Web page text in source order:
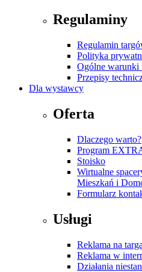
Regulaminy
Regulamin
Polityka
Ogólne warunki
Przepisy
Dla wystawcy
Oferta
Dlaczego warto?
Program
Stoisko
Wirtualne
Mieszkań i
Formularz
Usługi
Reklama na
Reklama w
Działania